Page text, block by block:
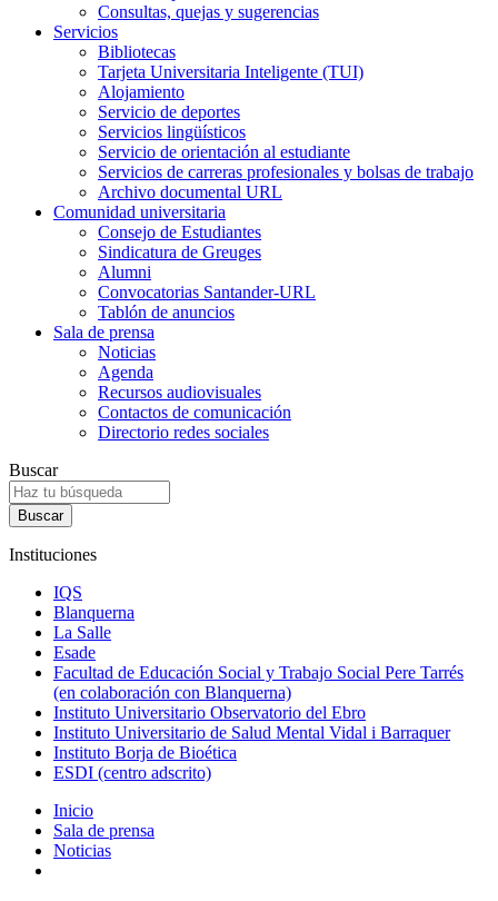
Consultas, quejas y sugerencias
Servicios
Bibliotecas
Tarjeta Universitaria Inteligente (TUI)
Alojamiento
Servicio de deportes
Servicios lingüísticos
Servicio de orientación al estudiante
Servicios de carreras profesionales y bolsas de trabajo
Archivo documental URL
Comunidad universitaria
Consejo de Estudiantes
Sindicatura de Greuges
Alumni
Convocatorias Santander-URL
Tablón de anuncios
Sala de prensa
Noticias
Agenda
Recursos audiovisuales
Contactos de comunicación
Directorio redes sociales
Buscar
Instituciones
IQS
Blanquerna
La Salle
Esade
Facultad de Educación Social y Trabajo Social Pere Tarrés
(en colaboración con Blanquerna)
Instituto Universitario Observatorio del Ebro
Instituto Universitario de Salud Mental Vidal i Barraquer
Instituto Borja de Bioética
ESDI (centro adscrito)
Inicio
Sala de prensa
Noticias